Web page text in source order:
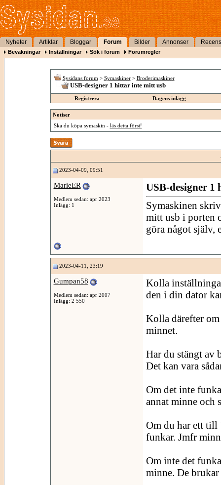
Nyheter Artiklar Bloggar Forum Bilder Annonser
Bevakningar Inställningar Sök i forum Forumregler
Sysidans forum > Symaskiner > Broderimaskiner
USB-designer 1 hittar inte mitt usb
Registrera Dagens inlägg
Notiser
Ska du köpa symaskin - läs detta först!
2023-04-09, 09:51
MarieER
Medlem sedan: apr 2023
Inlägg: 1
USB-designer
Symaskinen
mitt usb i porten
göra något själv,
2023-04-11, 23:19
Gumpan58
Medlem sedan: apr 2007
Inlägg: 2 550
Kolla
den i din dator
Kolla därefter
minnet.
Har du stängt av
Det kan vara
Om det inte
annat minne och
Om du har ett till
funkar. Jmfr
Om inte det
minne. De